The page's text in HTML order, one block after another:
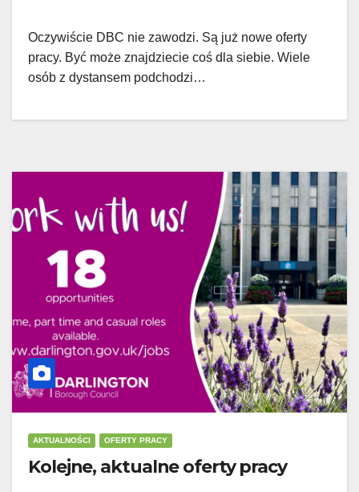
Oczywiście DBC nie zawodzi. Są już nowe oferty
pracy. Być może znajdziecie coś dla siebie. Wiele
osób z dystansem podchodzi…
AKTUALNOŚCI OFERTY PRACY
Kolejne, aktualne oferty pracy